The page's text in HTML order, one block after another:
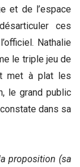
et de l’espace
ces
Nathalie
le triple jeu de
met à plat les
le grand public
dans sa
proposition (sa